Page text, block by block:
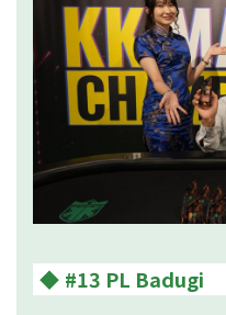
#13 PL Badugi